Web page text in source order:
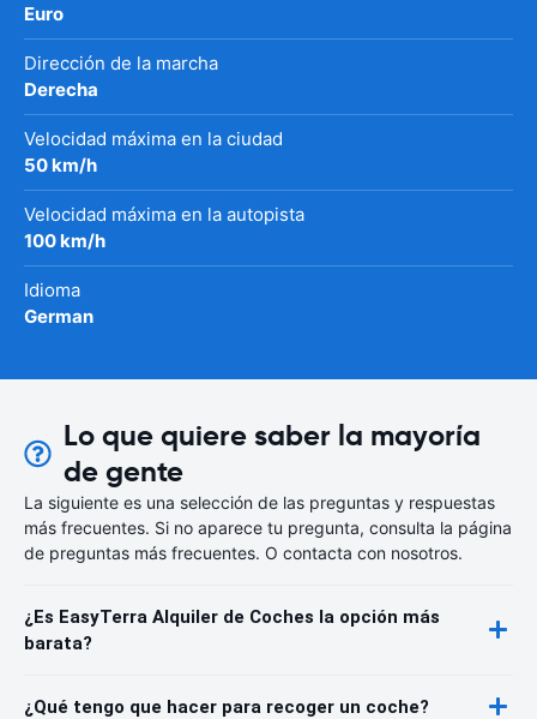
Euro
Dirección de la marcha
Derecha
Velocidad máxima en la ciudad
50 km/h
Velocidad máxima en la autopista
100 km/h
Idioma
German
Lo que quiere saber la mayoría
de gente
La siguiente es una selección de las preguntas y respuestas
más frecuentes. Si no aparece tu pregunta, consulta la página
de preguntas más frecuentes. O contacta con nosotros.
¿Es EasyTerra Alquiler de Coches la opción más
barata?
¿Qué tengo que hacer para recoger un coche?